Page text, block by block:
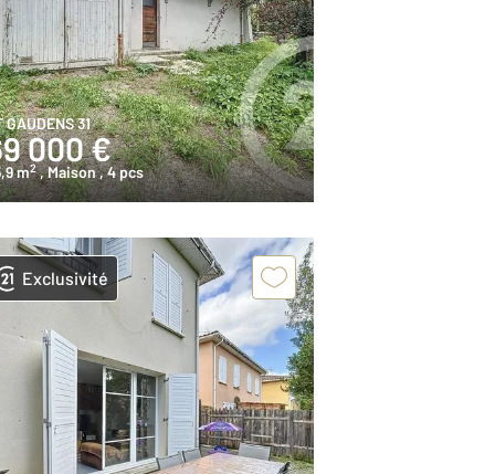
GAUDENS 31
000 €
m2 , Maison, 4 pcs
Exclusivité